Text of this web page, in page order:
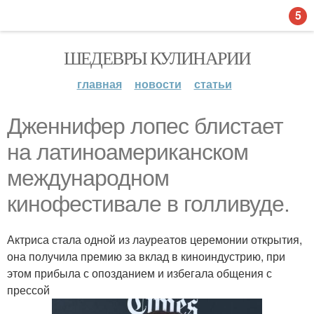
ШЕДЕВРЫ КУЛИНАРИИ
главная новости статьи
Дженнифер лопес блистает
на латиноамериканском
международном
кинофестивале в голливуде.
Актриса стала одной из лауреатов церемонии открытия,
она получила премию за вклад в киноиндустрию, при
этом прибыла с опозданием и избегала общения с
прессой
5